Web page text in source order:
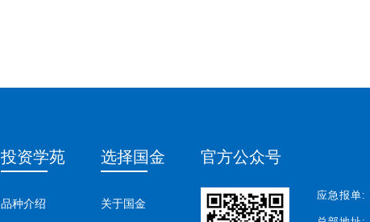
投资学苑
品种介绍
选择国金
关于国金
官方公众号
应急报单: